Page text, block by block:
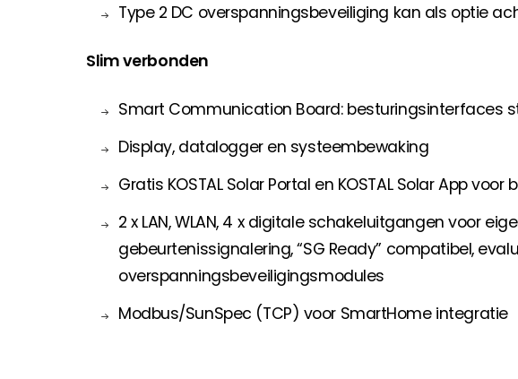
Type 2 DC overspanningsbeveiliging kan als optie
Slim verbonden
Smart Communication Board: besturingsinterfaces
Display, datalogger en systeembewaking
Gratis KOSTAL Solar Portal en KOSTAL Solar App
2 x LAN, WLAN, 4 x digitale schakeluitgangen voor
gebeurtenissignalering, “SG Ready” compatibel,
overspanningsbeveiligingsmodules
Modbus/SunSpec (TCP) voor SmartHome integratie